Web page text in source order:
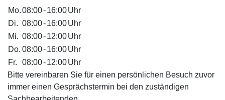
Mo.08:00-16:00Uhr
Di. 08:00-16:00Uhr
Mi. 08:00-12:00Uhr
Do. 08:00-16:00Uhr
Fr.
08:00-12:00Uhr
Bitte vereinbaren Sie für einen persönlichen Besuch zuvor
immer einen Gesprächstermin bei den zuständigen